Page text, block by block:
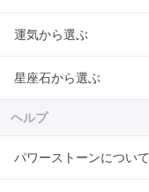
運気から選ぶ
星座石から選ぶ
ヘルプ
パワーストーンについて